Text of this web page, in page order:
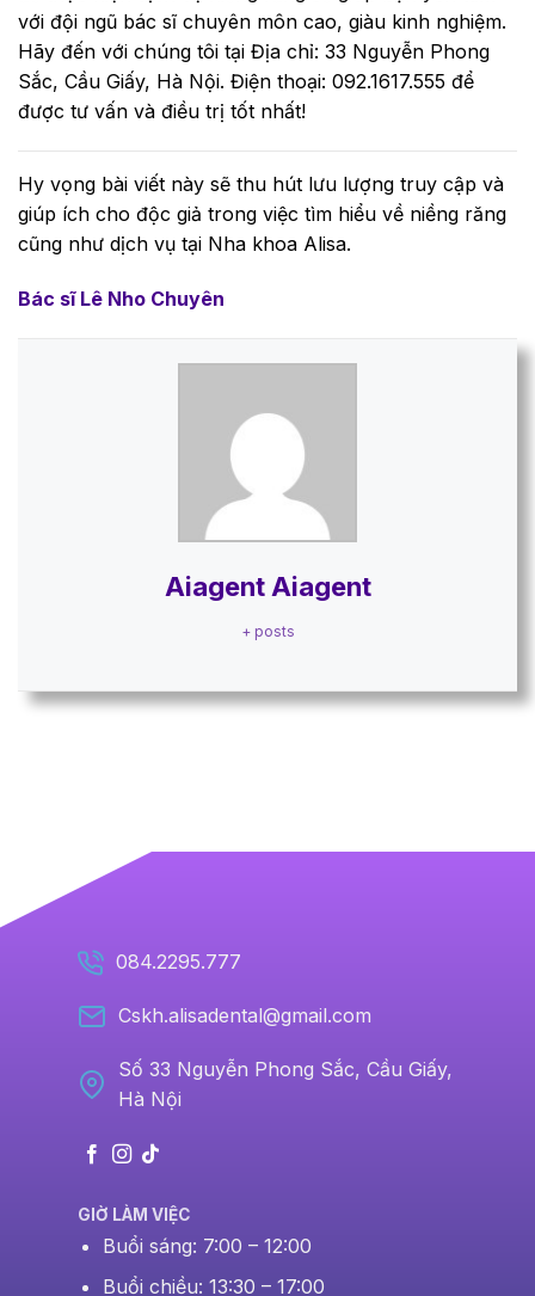
với đội ngũ bác sĩ chuyên môn cao, giàu kinh nghiệm.
Hãy đến với chúng tôi tại Địa chỉ: 33 Nguyễn Phong
Sắc, Cầu Giấy, Hà Nội. Điện thoại: 092.1617.555 để
được tư vấn và điều trị tốt nhất!
Hy vọng bài viết này sẽ thu hút lưu lượng truy cập và
giúp ích cho độc giả trong việc tìm hiểu về niềng răng
cũng như dịch vụ tại Nha khoa Alisa.
Bác sĩ Lê Nho Chuyên
Aiagent Aiagent
+ posts
084.2295.777
Cskh.alisadental@gmail.com
Số 33 Nguyễn Phong Sắc, Cầu Giấy,
Hà Nội
GIỜ LÀM VIỆC
Buổi sáng: 7:00 – 12:00
Buổi chiều: 13:30 – 17:00